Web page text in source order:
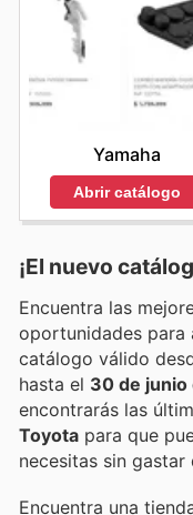
Yamaha
Abrir catálogo
¡El nuevo
Encuentra las
catálogo válido
hasta el 30 de junio
encontrarás las
Toyota para que
necesitas sin gastar
Encuentra una